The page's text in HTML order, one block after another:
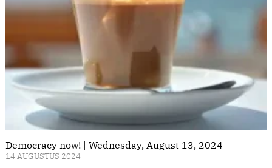
Democracy now! | Wednesday, August 13, 2024
14 AUGUSTUS 2024